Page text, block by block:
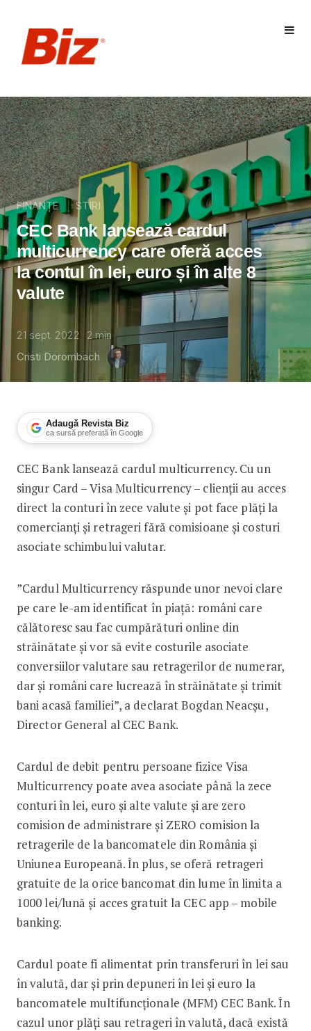
FINANȚE STIRI
CEC Bank lansează cardul
multicurrency care oferă acces
la contul în lei, euro și în alte 8
valute
21 sept. 2022 2 min
Cristi Dorombach
Adaugă Revista Biz
ca sursă preferată în Google
CEC Bank lansează cardul
CEC Bank lansează cardul multicurrency. Cu un
singur Card – Visa Multicurrency – clienții au acces
direct la conturi în zece valute și pot face plăți la
comercianți și retrageri fără comisioane și costuri
asociate schimbului valutar.
”Cardul Multicurrency răspunde unor nevoi clare
pe care le-am identificat în piață: români care
călătoresc sau fac cumpărături online din
străinătate și vor să evite costurile asociate
conversiilor valutare sau retragerilor de numerar,
dar și români care lucrează în străinătate și trimit
bani acasă familiei”, a declarat Bogdan Neacșu,
Director General al CEC Bank.
Cardul de debit pentru persoane fizice Visa
Multicurrency poate avea asociate până la zece
conturi în lei, euro și alte valute și are zero
comision de administrare și ZERO comision la
retragerile de la bancomatele din România și
Uniunea Europeană. În plus, se oferă retrageri
gratuite de la orice bancomat din lume în limita a
1000 lei/lună și acces gratuit la CEC app – mobile
banking.
Cardul poate fi alimentat prin transferuri în lei sau
în valută, dar și prin depuneri în lei și euro la
bancomatele multifuncționale (MFM) CEC Bank. În
cazul unor plăți sau retrageri în valută, dacă există